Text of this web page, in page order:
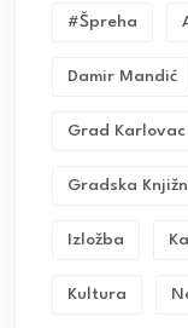
#Špreha
Damir Mandić
Grad Karlovac
Gradska
Izložba
Kultura